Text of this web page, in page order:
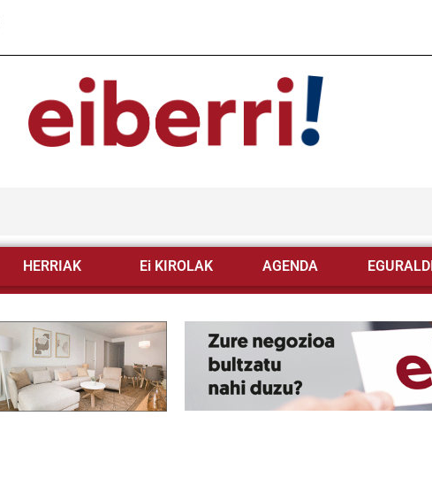
HERRIAK Ei KIROLAK AGENDA